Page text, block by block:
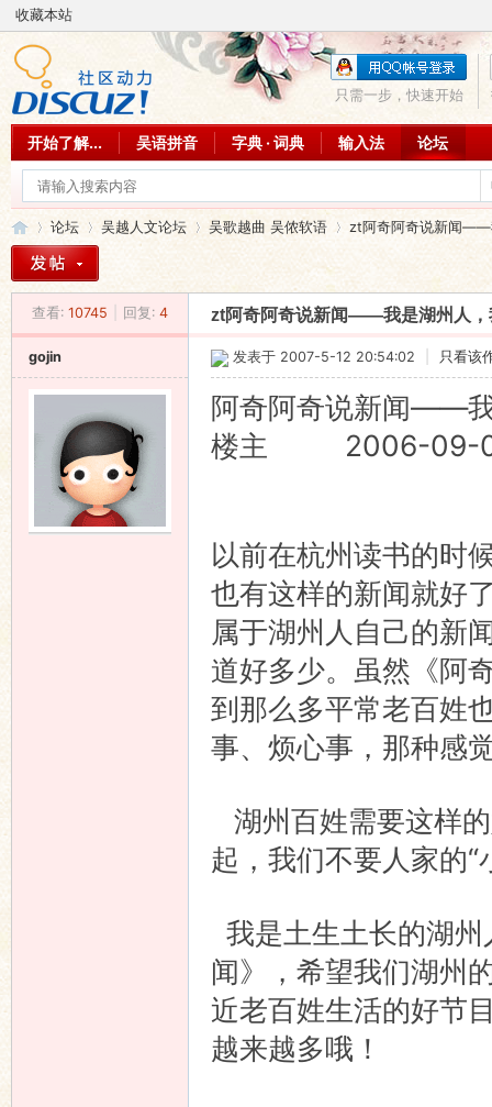
收藏本站
只需一步，快速开始
开始了解... 吴语拼音 字典 · 词典 输入法 论坛
»
论坛
›
吴越人文论坛 吴歌越曲 吴侬软语
›
zt阿奇阿奇说新闻——
查看: 10745 回复: 4 zt阿奇阿奇说新闻——我是湖州人，
gojin 发表于 2007-5-12 20:54:02 只看该
阿奇阿奇说新闻——
楼主 2006-09-
以前在杭州读书的时
也有这样的新闻就好
属于湖州人自己的新
道好多少。虽然《阿
到那么多平常老百姓
事、烦心事，那种感
湖州百姓需要这样
起，我们不要人家的“
我是土生土长的湖
闻》，希望我们湖州
近老百姓生活的好节
越来越多哦！